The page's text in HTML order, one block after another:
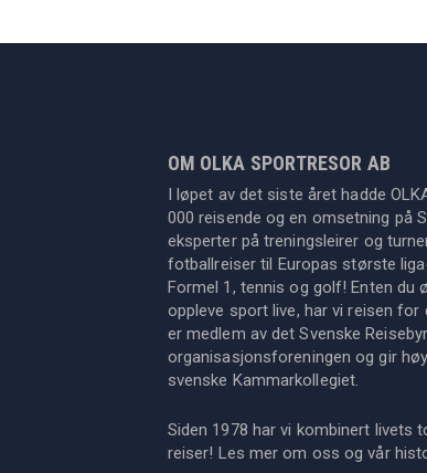
OM OLKA SPORTRESOR AB
I løpet av det siste året hadde
000 reisende og en omsetning på
eksperter på treningsleirer og
fotballreiser til Europas største
Formel 1, tennis og golf! Enten du
oppleve sport live, har vi reisen for
er medlem av det Svenske
organisasjonsforeningen og gir
svenske Kammarkollegiet.
Siden 1978 har vi kombinert livets
reiser! Les mer om oss og vår